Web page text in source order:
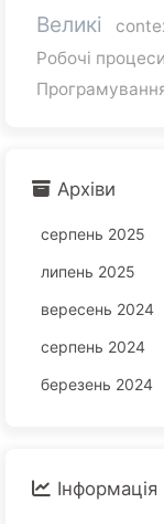
Великі
Робочі процеси
Архіви
серпень 2025
липень 2025
вересень 2024
серпень 2024
березень 2024
Інформація